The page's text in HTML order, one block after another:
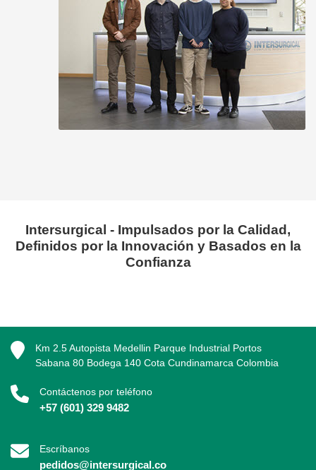
Intersurgical - Impulsados por la Calidad,
Definidos por la Innovación y Basados en la
Confianza
Km 2.5 Autopista Medellin Parque Industrial Portos
Sabana 80 Bodega 140 Cota Cundinamarca Colombia
Contáctenos por teléfono
+57 (601) 329 9482
Escríbanos
pedidos@intersurgical.co